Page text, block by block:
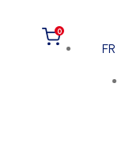
0
FR